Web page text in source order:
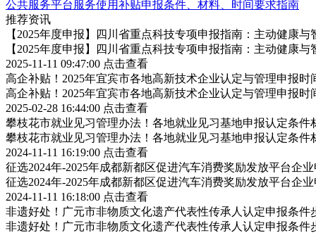
公共服务平台服务使用补贴申报条件、材料、时间要求指南
推荐资讯
【2025年度申报】四川省重点科技专项申报指南：主动健康与
【2025年度申报】四川省重点科技专项申报指南：主动健康与
2025-11-11 09:47:00 点击查看
高企补贴！2025年宜宾市各地高新技术企业认定与管理申报
高企补贴！2025年宜宾市各地高新技术企业认定与管理申报
2025-02-28 16:44:00 点击查看
攀枝花市就业见习管理办法！各地就业见习基地申报认定条件
攀枝花市就业见习管理办法！各地就业见习基地申报认定条件
2024-11-11 16:19:00 点击查看
征选2024年-2025年成都新都区促进汽车消费奖励发放平台企
征选2024年-2025年成都新都区促进汽车消费奖励发放平台企
2024-11-11 16:18:00 点击查看
非遗好处！广元市非物质文化遗产代表性传承人认定申报条件
非遗好处！广元市非物质文化遗产代表性传承人认定申报条件